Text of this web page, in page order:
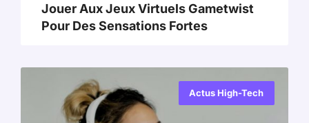
Jouer Aux Jeux Virtuels Gametwist
Pour Des Sensations Fortes
Actus High-Tech